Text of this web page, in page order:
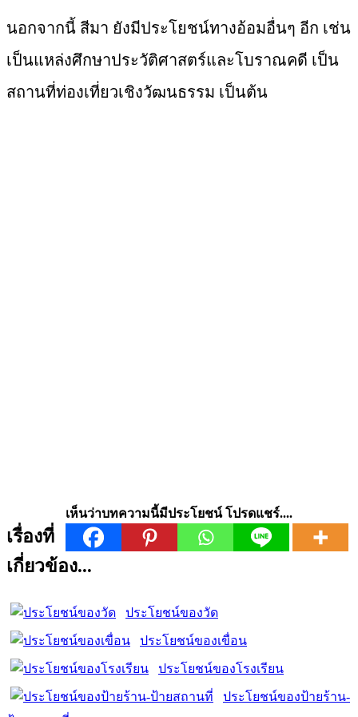
นอกจากนี้ สีมา ยังมีประโยชน์ทางอ้อมอื่นๆ อีก เช่น
เป็นแหล่งศึกษาประวัติศาสตร์และโบราณคดี เป็น
สถานที่ท่องเที่ยวเชิงวัฒนธรรม เป็นต้น
เห็นว่าบทความนี้มีประโยชน์ โปรดแชร์....
เรื่องที่
เกี่ยวข้อง...
ประโยชน์ของวัด
ประโยชน์ของเขื่อน
ประโยชน์ของโรงเรียน
ประโยชน์ของป้ายร้าน-